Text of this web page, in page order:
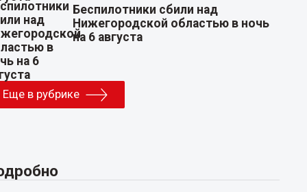
Беспилотники сбили над
Нижегородской областью в ночь
на 6 августа
Еще в рубрике